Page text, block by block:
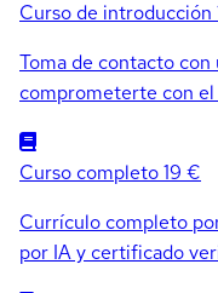
Curso de introducción
Toma de contacto
comprometerte con
Curso completo19 €
Currículo completo
por IA y certificado